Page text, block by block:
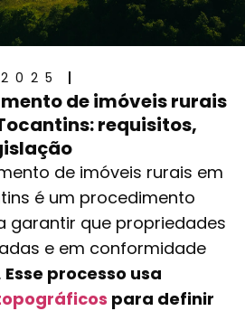
de imóveis rurais
requisitos,
de imóveis rurais em
é um procedimento
garantir que propriedades
e em conformidade
Esse processo usa
para definir